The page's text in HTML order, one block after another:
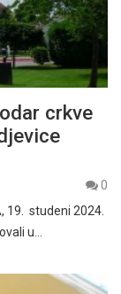
crkve
0
19. studeni 2024.
u…